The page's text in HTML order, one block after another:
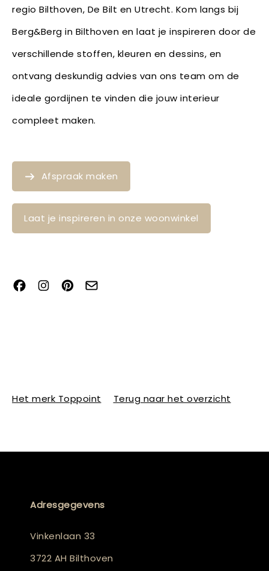
regio Bilthoven, De Bilt en Utrecht. Kom langs bij
Berg&Berg in Bilthoven en laat je inspireren door de
verschillende stoffen, kleuren en dessins, en
ontvang deskundig advies van ons team om de
ideale gordijnen te vinden die jouw interieur
compleet maken.
Afspraak maken
Laat je inspireren in onze woonwinkel
Het merk Toppoint Terug naar het overzicht
Adresgegevens
Vinkenlaan 33
3722 AH Bilthoven